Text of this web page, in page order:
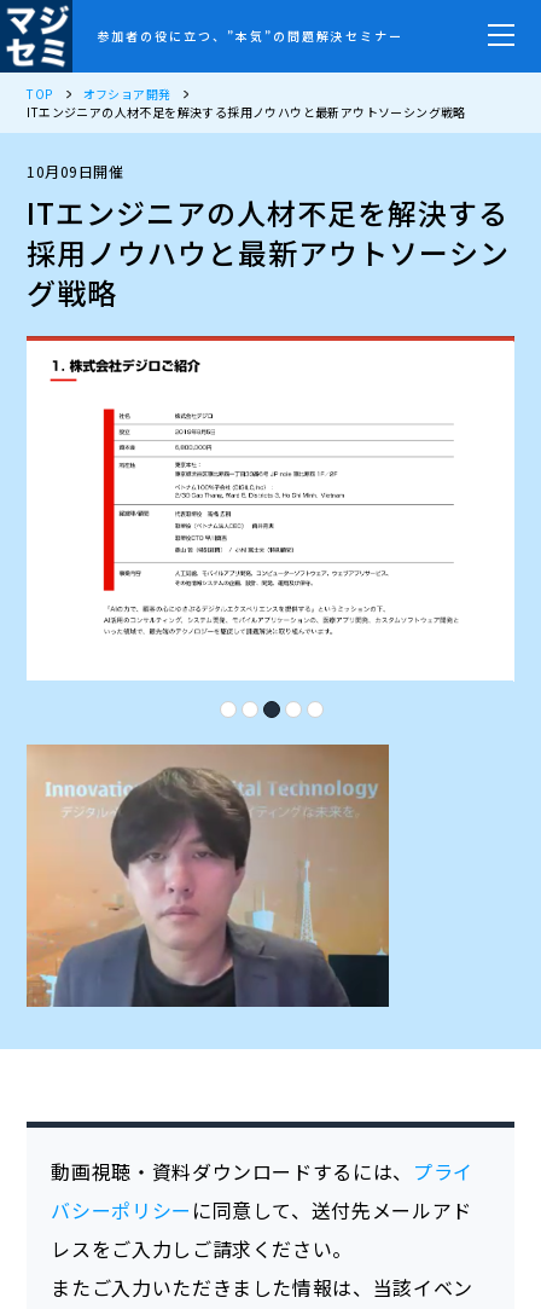
参加者の役に立つ、”本気”の問題解決セミナー
TOP
オフショア開発
ITエンジニアの人材不足を解決する採用ノウハウと最新アウトソーシング戦略
10月09日開催
ITエンジニアの人材不足を解決する
採用ノウハウと最新アウトソーシン
グ戦略
動画視聴・資料ダウンロードするには、 プライ
バシーポリシー に同意して、送付先メールアド
レスをご入力しご請求ください。
またご入力いただきました情報は、当該イベン